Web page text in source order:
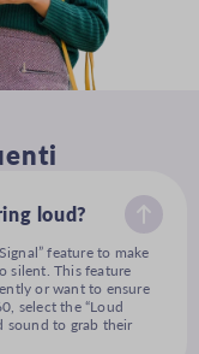
loud?
feature to make
silent. This feature
or want to ensure
select the “Loud
sound to grab their